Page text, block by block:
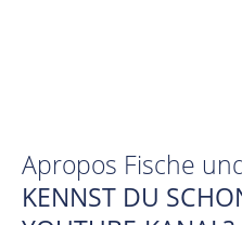
Apropos Fische
KENNST DU